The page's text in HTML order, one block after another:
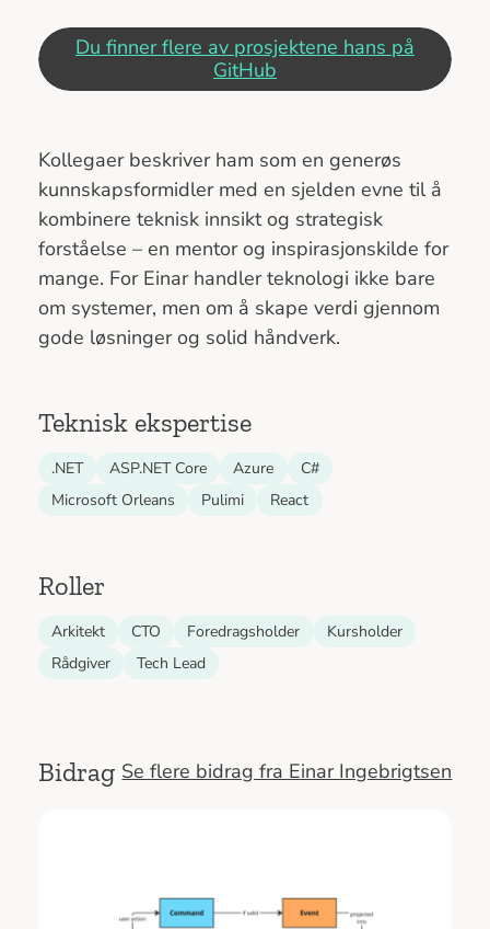
Du finner flere av prosjektene hans på
GitHub
Kollegaer beskriver ham som en generøs
kunnskapsformidler med en sjelden evne til å
kombinere teknisk innsikt og strategisk
forståelse – en mentor og inspirasjonskilde for
mange. For Einar handler teknologi ikke bare
om systemer, men om å skape verdi gjennom
gode løsninger og solid håndverk.
Teknisk ekspertise
.NET ASP.NET Core Azure
C#
Microsoft Orleans
Pulimi React
Roller
Arkitekt CTO Foredragsholder
Kursholder
Rådgiver
Tech Lead
Bidrag Se flere bidrag fra Einar Ingebrigtsen